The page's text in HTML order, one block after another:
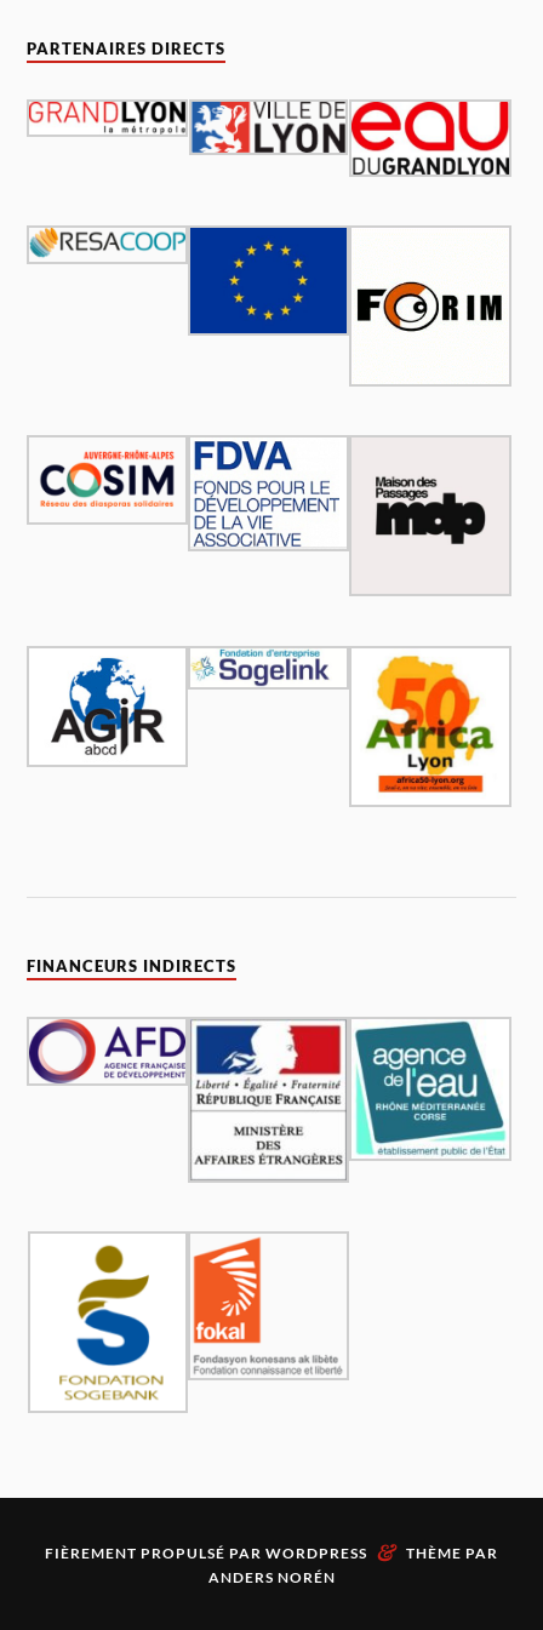
PARTENAIRES DIRECTS
FINANCEURS INDIRECTS
FIÈREMENT PROPULSÉ PAR WORDPRESS & THÈME PAR
ANDERS NORÉN